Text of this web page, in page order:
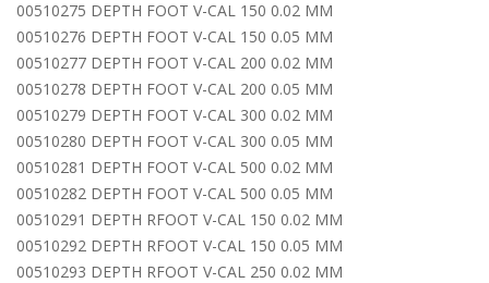
00510275 DEPTH FOOT V-CAL 150 0.02 MM
00510276 DEPTH FOOT V-CAL 150 0.05 MM
00510277 DEPTH FOOT V-CAL 200 0.02 MM
00510278 DEPTH FOOT V-CAL 200 0.05 MM
00510279 DEPTH FOOT V-CAL 300 0.02 MM
00510280 DEPTH FOOT V-CAL 300 0.05 MM
00510281 DEPTH FOOT V-CAL 500 0.02 MM
00510282 DEPTH FOOT V-CAL 500 0.05 MM
00510291 DEPTH RFOOT V-CAL 150 0.02 MM
00510292 DEPTH RFOOT V-CAL 150 0.05 MM
00510293 DEPTH RFOOT V-CAL 250 0.02 MM